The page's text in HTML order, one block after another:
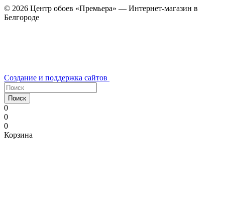
© 2026 Центр обоев «Премьера» — Интернет-магазин в
Белгороде
Создание и поддержка сайтов
Поиск
0
0
0
Корзина